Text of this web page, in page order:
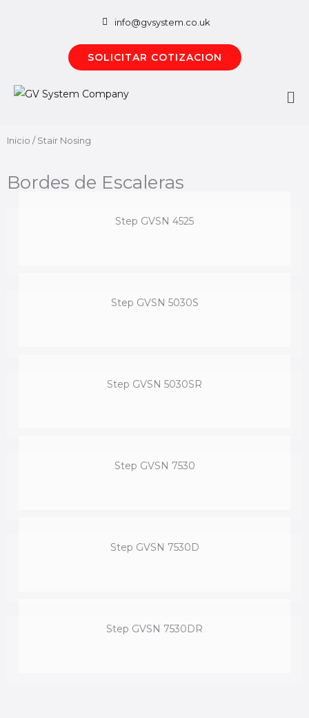
info@gvsystem.co.uk
SOLICITAR COTIZACION
Inicio / Stair Nosing
Bordes de Escaleras
Step GVSN 4525
Step GVSN 5030S
Step GVSN 5030SR
Step GVSN 7530
Step GVSN 7530D
Step GVSN 7530DR